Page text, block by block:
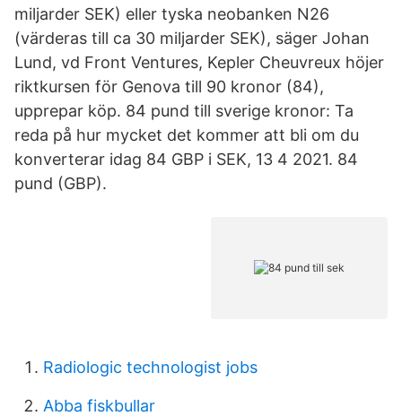
miljarder SEK) eller tyska neobanken N26
(värderas till ca 30 miljarder SEK), säger Johan
Lund, vd Front Ventures, Kepler Cheuvreux höjer
riktkursen för Genova till 90 kronor (84),
upprepar köp. 84 pund till sverige kronor: Ta
reda på hur mycket det kommer att bli om du
konverterar idag 84 GBP i SEK, 13 4 2021. 84
pund (GBP).
Radiologic technologist jobs
Abba fiskbullar